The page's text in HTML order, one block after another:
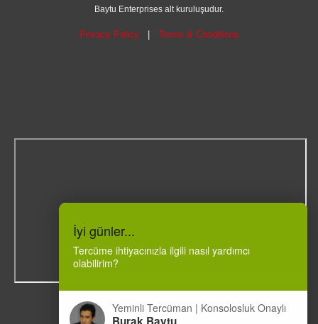
Baytu Enterprises alt kuruluşudur.
Privacy Policy Terms & Conditions
İyi günler...
Tercüme ihtiyacınızla ilgili nasıl yardımcı
olabilirim?
Yeminli Tercüman | Konsolosluk Onaylı